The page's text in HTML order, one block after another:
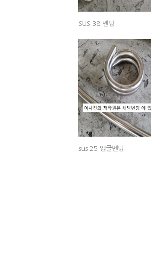
SUS 38 벤딩
sus 25 앵글벤딩